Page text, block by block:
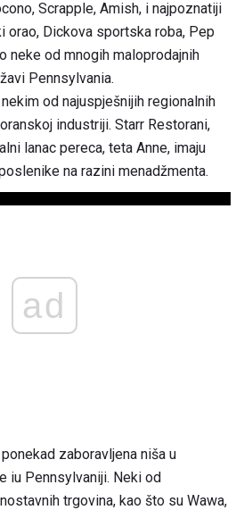
Scrapple, Amish, i najpoznatiji
orao, Dickova sportska roba, Pep
neke od mnogih maloprodajnih
Pennsylvania.
od najuspješnijih regionalnih
industriji. Starr Restorani,
lanac pereca, teta Anne, imaju
na razini menadžmenta.
ad
zaboravljena niša u
iu Pennsylvaniji. Neki od
trgovina, kao što su Wawa,